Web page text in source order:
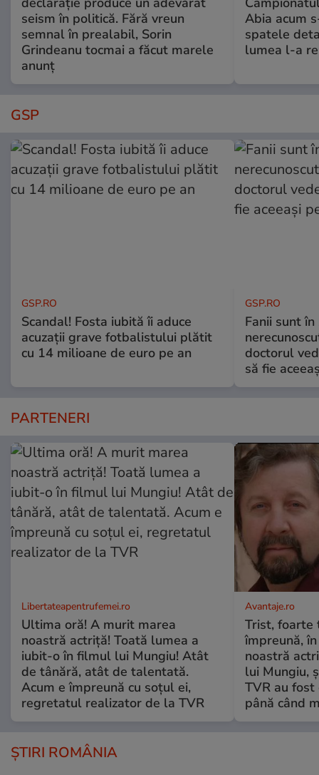
seism în politică. Fără vreun
semnal în prealabil, Sorin
Grindeanu tocmai a făcut marele
anunț
Abia acum
spatele
lumea l-a
GSP
GSP.RO
Scandal! Fosta iubită îi aduce
acuzații grave fotbalistului plătit
cu 14 milioane de euro pe an
GSP.RO
Fanii sunt în
doctorul
să fie
PARTENERI
Libertateapentrufemei.ro
Ultima oră! A murit marea
noastră actriță! Toată lumea a
iubit-o în filmul lui Mungiu! Atât
de tânără, atât de talentată.
Acum e împreună cu soțul ei,
regretatul realizator de la TVR
Avantaje.ro
Trist, foarte
împreună,
noastră
lui Mungiu,
TVR au
până când
ȘTIRI ROMÂNIA